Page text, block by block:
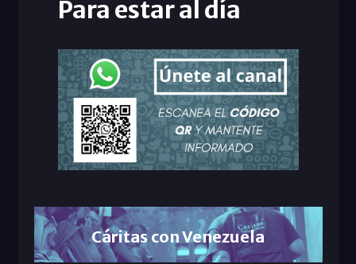
Para estar al día
Cáritas con Venezuela